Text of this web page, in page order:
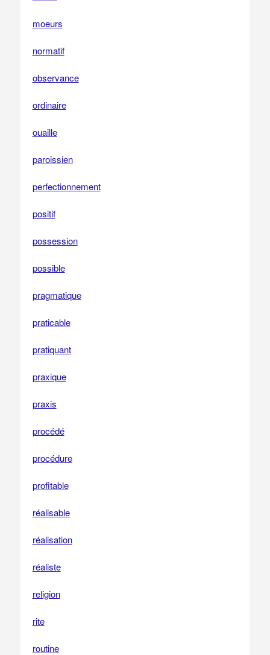
moeurs
normatif
observance
ordinaire
ouaille
paroissien
perfectionnement
positif
possession
possible
pragmatique
praticable
pratiquant
praxique
praxis
procédé
procédure
profitable
réalisable
réalisation
réaliste
religion
rite
routine